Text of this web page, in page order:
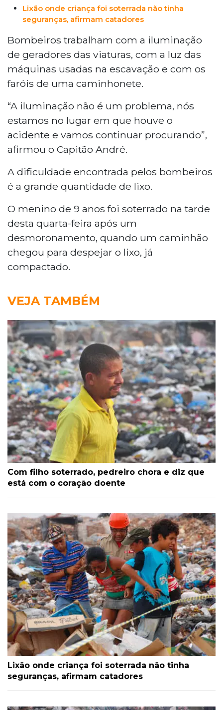
Lixão onde criança foi soterrada não tinha
seguranças, afirmam catadores
Bombeiros trabalham com a iluminação
de geradores das viaturas, com a luz das
máquinas usadas na escavação e com os
faróis de uma caminhonete.
“A iluminação não é um problema, nós
estamos no lugar em que houve o
acidente e vamos continuar procurando”,
afirmou o Capitão André.
A dificuldade encontrada pelos bombeiros
é a grande quantidade de lixo.
O menino de 9 anos foi soterrado na tarde
desta quarta-feira após um
desmoronamento, quando um caminhão
chegou para despejar o lixo, já
compactado.
VEJA TAMBÉM
Com filho soterrado, pedreiro chora e diz que
está com o coração doente
Lixão onde criança foi soterrada não tinha
seguranças, afirmam catadores